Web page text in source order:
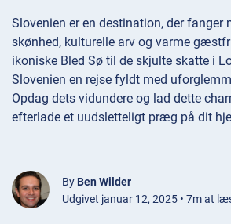
Slovenien er en destination, der fanger
skønhed, kulturelle arv og varme
ikoniske Bled Sø til de skjulte skatte i
Slovenien en rejse fyldt med
Opdag dets vidundere og lad dette
efterlade et uudsletteligt præg på dit
By Ben Wilder
Udgivet januar 12, 2025 • 7m at